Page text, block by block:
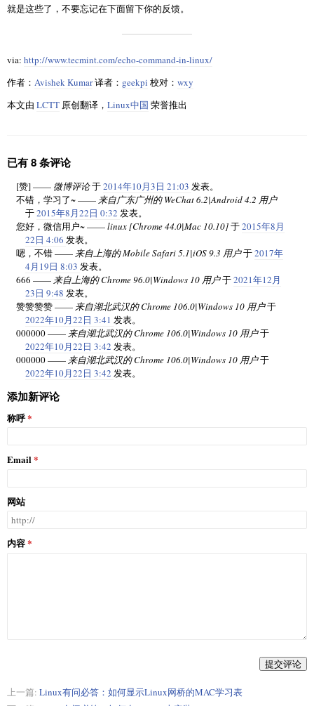
就是这些了，不要忘记在下面留下你的反馈。
via: http://www.tecmint.com/echo-command-in-linux/
作者： Avishek Kumar译者： geekpi 校对： wxy
本文由 LCTT 原创翻译， Linux中国 荣誉推出
已有 8 条评论
[赞] —— 微博评论于2014年10月3日 21:03 发表。
不错，学习了~ —— 来自广东广州的 WeChat 6.2|Android 4.2 用户
于2015年8月22日 0:32 发表。
您好，微信用户~ ——linux [Chrome 44.0|Mac 10.10]于2015年8月
22日 4:06 发表。
嗯，不错 —— 来自上海的 Mobile Safari 5.1|iOS 9.3 用户于2017年
4月19日 8:03 发表。
666 —— 来自上海的 Chrome 96.0|Windows 10 用户于2021年12月
23日 9:48 发表。
赞赞赞赞 —— 来自湖北武汉的 Chrome 106.0|Windows 10 用户于
2022年10月22日 3:41 发表。
000000 —— 来自湖北武汉的 Chrome 106.0|Windows 10 用户于
2022年10月22日 3:42 发表。
000000 —— 来自湖北武汉的 Chrome 106.0|Windows 10 用户于
2022年10月22日 3:42 发表。
添加新评论
称呼
Email
网站
内容
提交评论
上一篇: Linux有问必答：如何显示Linux网桥的MAC学习表